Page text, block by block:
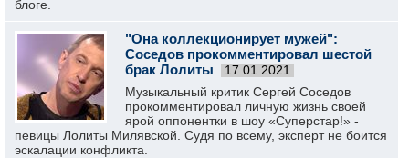
блоге.
"Она коллекционирует мужей":
Соседов прокомментировал шестой
брак Лолиты
17.01.2021
Музыкальный критик Сергей Соседов
прокомментировал личную жизнь своей
ярой оппонентки в шоу «Суперстар!» -
певицы Лолиты Милявской. Судя по всему, эксперт не боится
эскалации конфликта.